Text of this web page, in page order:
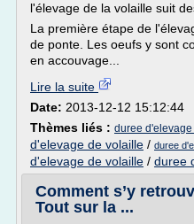
l'élevage de la volaille suit
La première étape de
de ponte. Les oeufs y sont
en accouvage...
Lire la suite
Date: 2013-12-12 15:12:44
Thèmes liés : duree
d'elevage de volaille / duree
d'elevage de volaille / duree
Comment s’y
Tout sur la ...